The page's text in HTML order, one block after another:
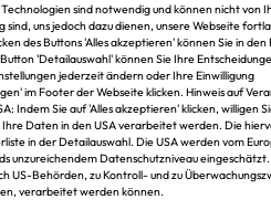
und Dr. Lars B. Schöne
ihren Rücktritt als Vorstand
Grund sind Unstimmigkeiten
Vereins mit der gif
sie
sind notwendig und können nicht von
uns jedoch dazu dienen, unsere Webseite
des Buttons 'Alles akzeptieren' können Sie in den
'Detailauswahl' können Sie Ihre
jederzeit ändern oder Ihre Einwilligung
im Footer der Webseite klicken. Hinweis auf
Indem Sie auf 'Alles akzeptieren' klicken, willigen
Ihre Daten in den USA verarbeitet werden. Die
in der Detailauswahl. Die USA werden vom
unzureichendem Datenschutzniveau eingeschätzt.
US-Behörden, zu Kontroll- und zu
verarbeitet werden können.